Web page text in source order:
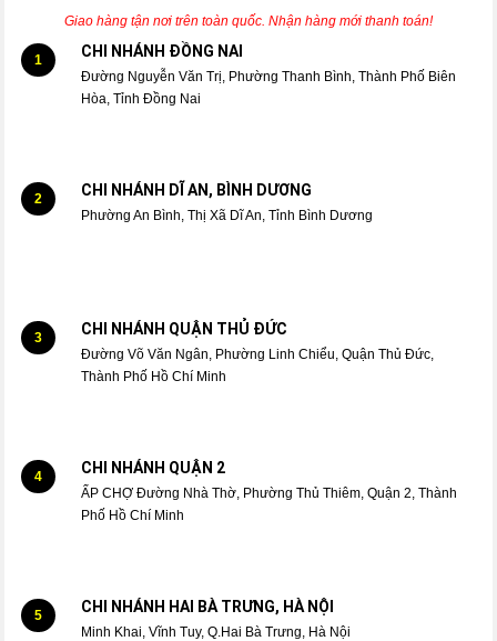
Giao hàng tận nơi trên toàn quốc. Nhận hàng mới thanh toán!
1 CHI NHÁNH ĐỒNG NAI
Đường Nguyễn Văn Trị, Phường Thanh Bình, Thành Phố Biên
Hòa, Tỉnh Đồng Nai
2 CHI NHÁNH DĨ AN, BÌNH DƯƠNG
Phường An Bình, Thị Xã Dĩ An, Tỉnh Bình Dương
3 CHI NHÁNH QUẬN THỦ ĐỨC
Đường Võ Văn Ngân, Phường Linh Chiểu, Quận Thủ Đức,
Thành Phố Hồ Chí Minh
4 CHI NHÁNH QUẬN 2
ẤP CHỢ Đường Nhà Thờ, Phường Thủ Thiêm, Quận 2, Thành
Phố Hồ Chí Minh
5 CHI NHÁNH HAI BÀ TRƯNG, HÀ NỘI
Minh Khai, Vĩnh Tuy, Q.Hai Bà Trưng, Hà Nội